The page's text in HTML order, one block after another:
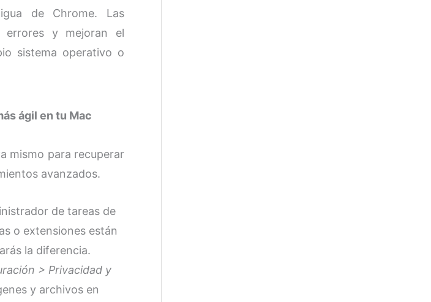
de Chrome. Las
errores y mejoran el
sistema operativo o
ágil en tu Mac
mismo para recuperar
avanzados.
de tareas de
o extensiones están
la diferencia.
> Privacidad y
y archivos en